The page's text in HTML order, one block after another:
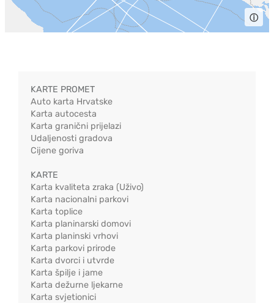
ⓘ
KARTE PROMET
Auto karta Hrvatske
Karta autocesta
Karta granični prijelazi
Udaljenosti gradova
Cijene goriva
KARTE
Karta kvaliteta zraka (Uživo)
Karta nacionalni parkovi
Karta toplice
Karta planinarski domovi
Karta planinski vrhovi
Karta parkovi prirode
Karta dvorci i utvrde
Karta špilje i jame
Karta dežurne ljekarne
Karta svjetionici